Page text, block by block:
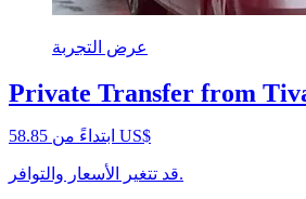
عرض التجربة
Private Transfer from
ابتداءً من ‏58.85 US$
قد تتغير الأسعار والتوافر.